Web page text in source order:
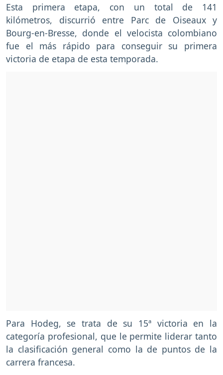
Esta primera etapa, con un total de 141
kilómetros, discurrió entre Parc de Oiseaux y
Bourg-en-Bresse, donde el velocista colombiano
fue el más rápido para conseguir su primera
victoria de etapa de esta temporada.
Para Hodeg, se trata de su 15ª victoria en la
categoría profesional, que le permite liderar tanto
la clasificación general como la de puntos de la
carrera francesa.